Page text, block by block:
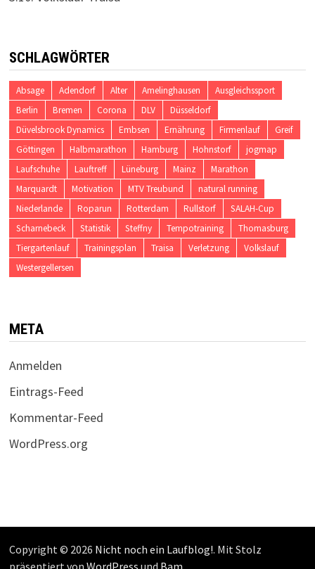
SCHLAGWÖRTER
Absage Adendorf Alter Amelinghausen
Ausgleichssport
Berlin
Bremen Corona DLV
Düsseldorf
Düvelsbrook Dynamics
Embsen Ernährung Firmenlauf
Greif
Göttingen
Halbmarathon Hamburg Hohnstorf
jogmap
Laufschuhe
Lauftreff Lüneburg Mainz
Marathon
Marquardt
Motivation MTV Treubund
natural running
Niederlande
Roparun Rotterdam Rullstorf
SALAH-Cup
Scharnebeck
Statistik Steffny Tempotraining
Thomasburg
Tiergartenlauf
Trainingsplan Traisa Verletzung
Volkslauf
Westergellersen
META
Anmelden
Eintrags-Feed
Kommentar-Feed
WordPress.org
Copyright © 2026 Nicht noch ein Laufblog!. Mit Stolz
präsentiert von WordPress und Bam